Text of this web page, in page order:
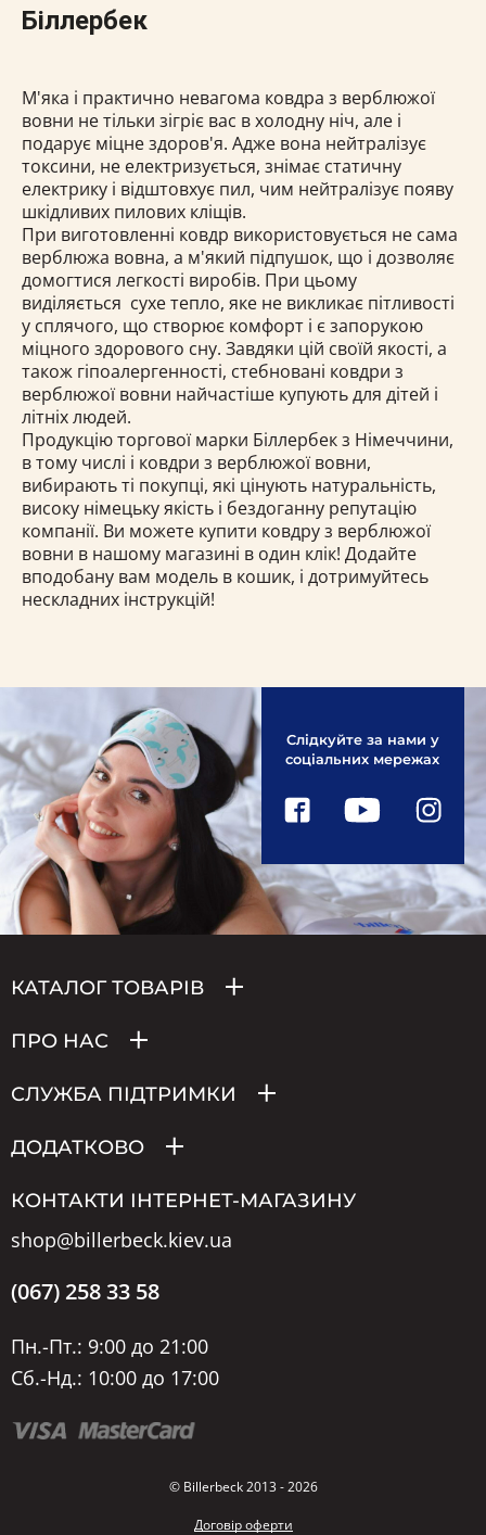
Біллербек
М'яка і практично невагома ковдра з верблюжої
вовни не тільки зігріє вас в холодну ніч, але і
подарує міцне здоров'я. Адже вона нейтралізує
токсини, не електризується, знімає статичну
електрику і відштовхує пил, чим нейтралізує появу
шкідливих пилових кліщів.
При виготовленні ковдр використовується не сама
верблюжа вовна, а м'який підпушок, що і дозволяє
домогтися легкості виробів. При цьому
виділяється сухе тепло, яке не викликає пітливості
у сплячого, що створює комфорт і є запорукою
міцного здорового сну. Завдяки цій своїй якості, а
також гіпоалергенності, стебновані ковдри з
верблюжої вовни найчастіше купують для дітей і
літніх людей.
Продукцію торгової марки Біллербек з Німеччини,
в тому числі і ковдри з верблюжої вовни,
вибирають ті покупці, які цінують натуральність,
високу німецьку якість і бездоганну репутацію
компанії. Ви можете купити ковдру з верблюжої
вовни в нашому магазині в один клік! Додайте
вподобану вам модель в кошик, і дотримуйтесь
нескладних інструкцій!
Слідкуйте за нами у
соціальних мережах
КАТАЛОГ ТОВАРІВ
ПРО НАС
СЛУЖБА ПІДТРИМКИ
ДОДАТКОВО
КОНТАКТИ ІНТЕРНЕТ-МАГАЗИНУ
shop@billerbeck.kiev.ua
(067) 258 33 58
Пн.-Пт.: 9:00 до 21:00
Сб.-Нд.: 10:00 до 17:00
© Billerbeck 2013 - 2026
Договір оферти